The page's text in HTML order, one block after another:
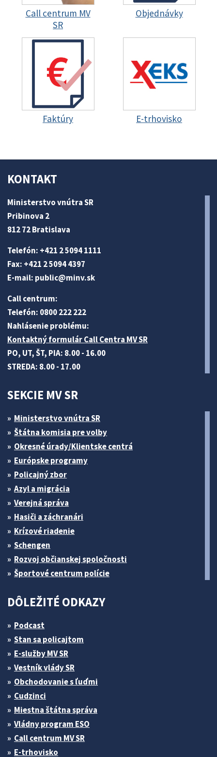
Call centrum MV
SR
Objednávky
Faktúry E-trhovisko
KONTAKT
Ministerstvo vnútra SR
Pribinova 2
812 72 Bratislava
Telefón: +421 2 5094 1111
Fax: +421 2 5094 4397
E-mail: public@minv.sk
Call centrum:
Telefón: 0800 222 222
Nahlásenie problému:
Kontaktný formulár Call Centra MV SR
PO, UT, ŠT, PIA: 8.00 - 16.00
STREDA: 8.00 - 17.00
SEKCIE MV SR
Ministerstvo vnútra SR
Štátna komisia pre volby
Okresné úrady/Klientske centrá
Európske programy
Policajný zbor
Azyl a migrácia
Verejná správa
Hasiči a záchranári
Krízové riadenie
Schengen
Rozvoj občianskej spoločnosti
Športové centrum polície
DÔLEŽITÉ ODKAZY
Podcast
Stan sa policajtom
E-služby MV SR
Vestník vlády SR
Obchodovanie s ľuďmi
Cudzinci
Miestna štátna správa
Vládny program ESO
Call centrum MV SR
E-trhovisko